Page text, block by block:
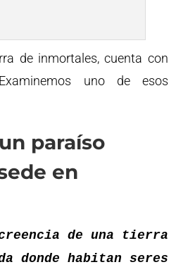
de inmortales, cuenta con
uno de esos
paraíso
en
de una tierra
donde habitan seres